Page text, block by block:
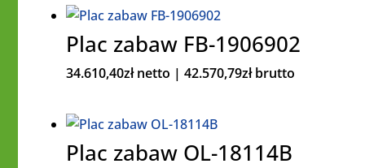
Plac zabaw FB-1906902
34.610,40zł netto | 42.570,79złbrutto
Plac zabaw OL-18114B